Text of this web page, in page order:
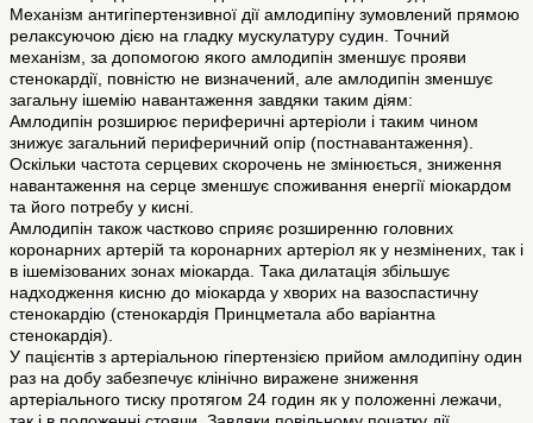
Механізм антигіпертензивної дії амлодипіну зумовлений прямою
релаксуючою дією на гладку мускулатуру судин. Точний
механізм, за допомогою якого амлодипін зменшує прояви
стенокардії, повністю не визначений, але амлодипін зменшує
загальну ішемію навантаження завдяки таким діям:
Амлодипін розширює периферичні артеріоли і таким чином
знижує загальний периферичний опір (постнавантаження).
Оскільки частота серцевих скорочень не змінюється, зниження
навантаження на серце зменшує споживання енергії міокардом
та його потребу у кисні.
Амлодипін також частково сприяє розширенню головних
коронарних артерій та коронарних артеріол як у незмінених, так і
в ішемізованих зонах міокарда. Така дилатація збільшує
надходження кисню до міокарда у хворих на вазоспастичну
стенокардію (стенокардія Принцметала або варіантна
стенокардія).
У пацієнтів з артеріальною гіпертензією прийом амлодипіну один
раз на добу забезпечує клінічно виражене зниження
артеріального тиску протягом 24 годин як у положенні лежачи,